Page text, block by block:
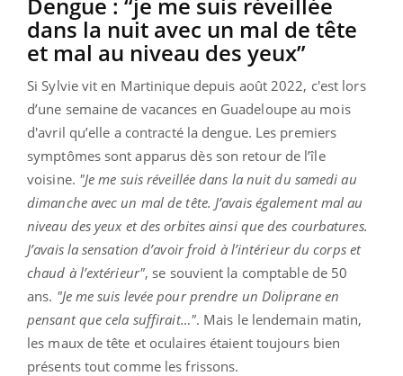
dans la nuit avec un mal de tête
et mal au niveau des yeux”
Si Sylvie vit en Martinique depuis août 2022, c'est lors
d’une semaine de vacances en Guadeloupe au mois
d'avril qu’elle a contracté la dengue. Les premiers
symptômes sont apparus dès son retour de l’île
voisine. "Je me suis réveillée dans la nuit du samedi au
dimanche avec un mal de tête. J’avais également mal au
niveau des yeux et des orbites ainsi que des courbatures.
J’avais la sensation d’avoir froid à l’intérieur du corps et
chaud à l’extérieur", se souvient la comptable de 50
ans. "Je me suis levée pour prendre un Doliprane en
pensant que cela suffirait…". Mais le lendemain matin,
les maux de tête et oculaires étaient toujours bien
présents tout comme les frissons.